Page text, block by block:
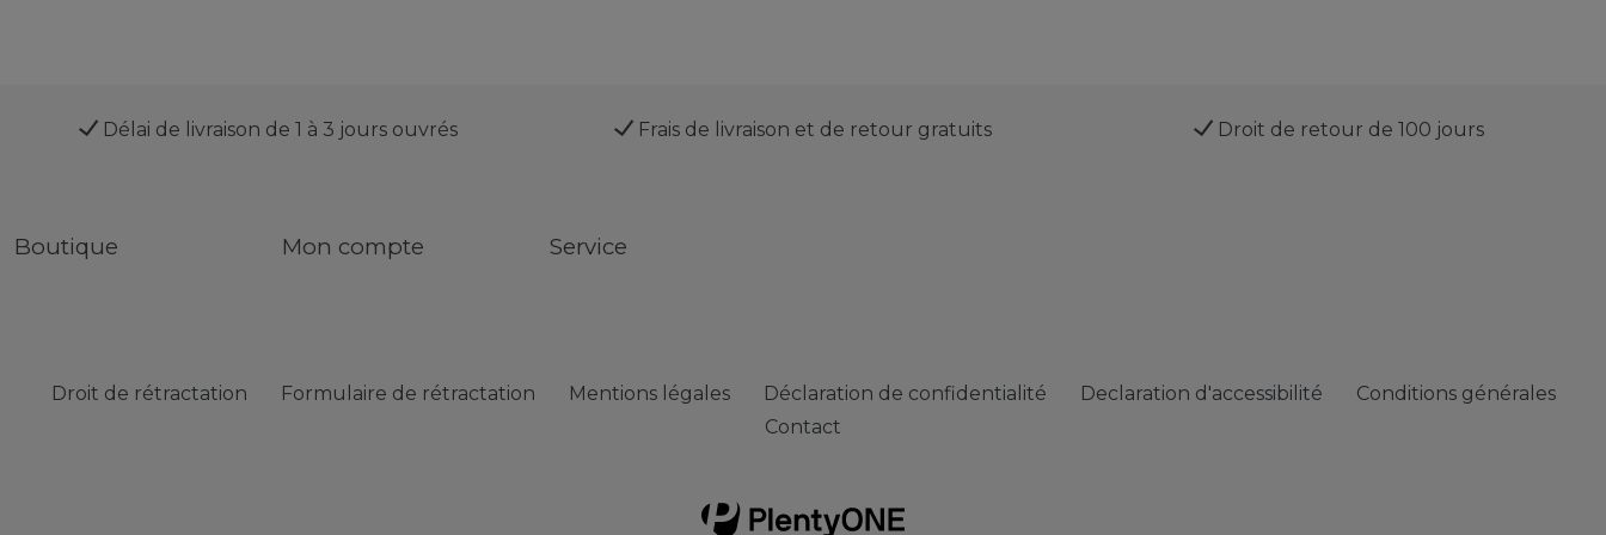
Délai de livraison de 1 à 3 jours ouvrés Frais de livraison et de retour gratuits Droit de retour de 100 jours
Boutique Mon compte Service
Droit de rétractation Formulaire de rétractation Mentions légales Déclaration de confidentialité Declaration d'accessibilité
Conditions générales
Contact